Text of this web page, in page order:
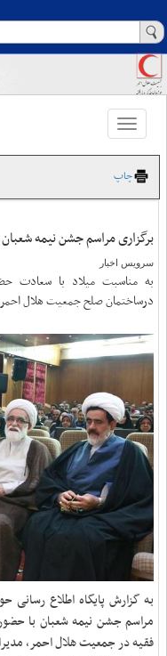
Toggle
navigation
چاپ
برگزاری مراسم جشن نیمه
سرویس اخبار
به مناسبت میلاد با سعادت
درساختمان صلح جمعیت هلال احمر
به گزارش پایگاه اطلاع رسانی
مراسم جشن نیمه شعبان با
فقیه در جمعیت هلال احمر،